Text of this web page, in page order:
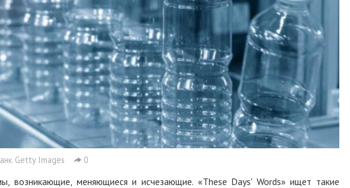
Getty Images 0
возникающие, меняющиеся и исчезающие. «These Days' Words» ищет такие